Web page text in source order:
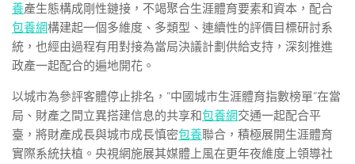
養產生態構成剛性鏈接，不竭聚合生涯體育要素和資本，配合
包養網構建起一個多維度、多類型、連續性的評價目標研討系
統，也經由過程有用對接為當局決議計劃供給支持，深刻推進
政產一起配合的遍地開花。
以城市為參評客體停止排名，“中國城市生涯體育指數榜單”在當
局、財產之間立異搭建信息的共享和包養網交通一起配合平
臺，將財產成長與城市成長慎密包養聯合，積極展開生涯體育
實際系統扶植。央視網施展其媒體上風在更年夜維度上領導社